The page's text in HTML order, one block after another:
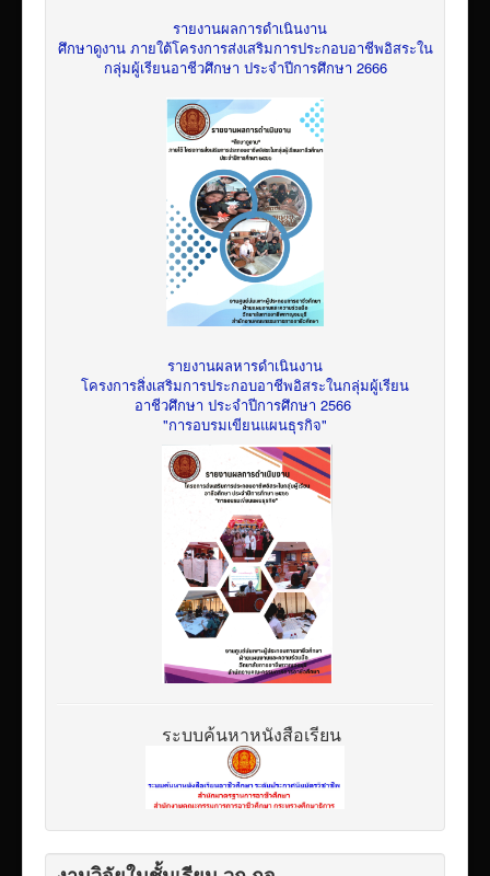
รายงานผลการดำเนินงาน
ศึกษาดูงาน ภายใต้โครงการส่งเสริมการประกอบอาชีพอิสระใน
กลุ่มผู้เรียนอาชีวศึกษา ประจำปีการศึกษา 2666
รายงานผลหารดำเนินงาน
โครงการสิ่งเสริมการประกอบอาชีพอิสระในกลุ่มผู้เรียน
อาชีวศึกษา ประจำปีการศึกษา 2566
"การอบรมเขียนแผนธุรกิจ"
ระบบค้นหาหนังสือเรียน